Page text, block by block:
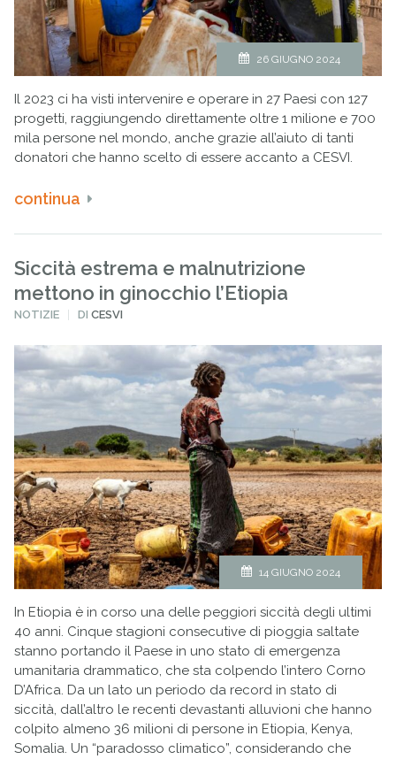
26 GIUGNO 2024
Il 2023 ci ha visti intervenire e operare in 27 Paesi con 127
progetti, raggiungendo direttamente oltre 1 milione e 700
mila persone nel mondo, anche grazie all’aiuto di tanti
donatori che hanno scelto di essere accanto a CESVI.
continua
Siccità estrema e malnutrizione
mettono in ginocchio l’Etiopia
PUBBLICATO
NOTIZIE DICESVI
14 GIUGNO 2024
In Etiopia è in corso una delle peggiori siccità degli ultimi
40 anni. Cinque stagioni consecutive di pioggia saltate
stanno portando il Paese in uno stato di emergenza
umanitaria drammatico, che sta colpendo l’intero Corno
D’Africa. Da un lato un periodo da record in stato di
siccità, dall’altro le recenti devastanti alluvioni che hanno
colpito almeno 36 milioni di persone in Etiopia, Kenya,
Somalia. Un “paradosso climatico”, considerando che